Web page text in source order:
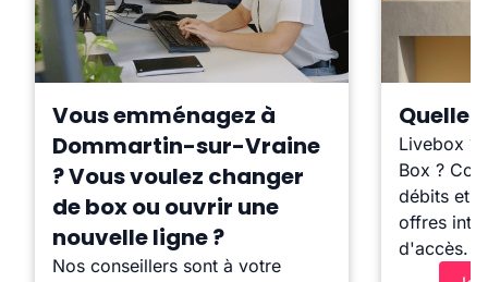
Vous emménagez à
Dommartin-sur-Vraine
? Vous voulez changer
de box ou ouvrir une
nouvelle ligne ?
Nos conseillers sont à votre
Quelle
Livebox ?
Box ?
débits et
offres
d'accès.